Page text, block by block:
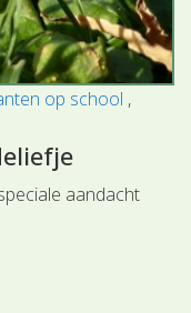
op school
aandacht